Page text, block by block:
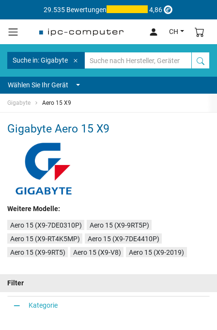
29.535 Bewertungen 4,86
CH
Suche in: Gigabyte
Wählen Sie Ihr Gerät
Gigabyte Aero 15 X9
Gigabyte Aero 15 X9
Weitere Modelle:
Aero 15 (X9-7DE0310P)
Aero 15 (X9-9RT5P)
Aero 15 (X9-RT4K5MP)
Aero 15 (X9-7DE4410P)
Aero 15 (X9-9RT5)
Aero 15 (X9-V8) Aero 15 (X9-2019)
Filter
Kategorie